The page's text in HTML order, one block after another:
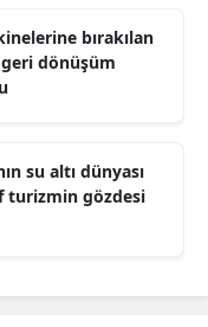
bırakılan
geri dönüşüm
su altı dünyası
turizmin gözdesi